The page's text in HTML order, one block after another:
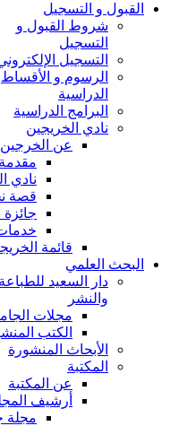
القبول و التسجيل
شروط القبول و
التسجيل
التسجيل
الرسوم و الأقساط
الدراسية
البرامج الدراسية
نادي الخريجين
عن الخرجين
مقدمة
نادي
قصة
جائزة
قائمة
البحث العلمي
دار السعيد للطباعة
والنشر
مجلات
الكتب
الأبحاث المنشورة
المكتبة
عن المكتبة
أرشيف
مجلة